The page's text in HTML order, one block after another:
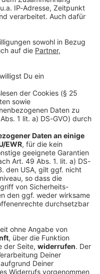
dpa:260108-930-515575/3
1.000 Tiere
Einsatzkräfte